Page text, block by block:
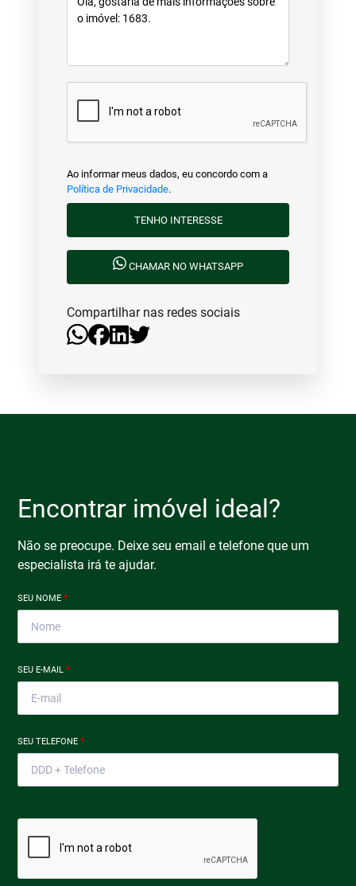
Ao informar meus dados, eu concordo com a
Política de Privacidade.
TENHO INTERESSE
CHAMAR NO WHATSAPP
Compartilhar nas redes sociais
Encontrar imóvel ideal?
Não se preocupe. Deixe seu email e telefone que um
especialista irá te ajudar.
SEU NOME*
SEU E-MAIL*
SEU TELEFONE*